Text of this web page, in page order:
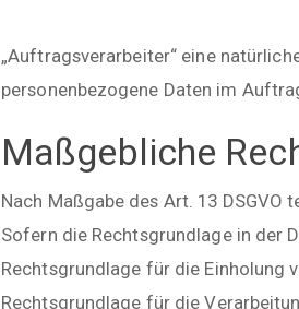
„Auftragsverarbeiter“ eine
personenbezogene Daten im
Maßgebliche
Nach Maßgabe des Art. 13
Sofern die Rechtsgrundlage in der
Rechtsgrundlage für die Einholung
Rechtsgrundlage für die